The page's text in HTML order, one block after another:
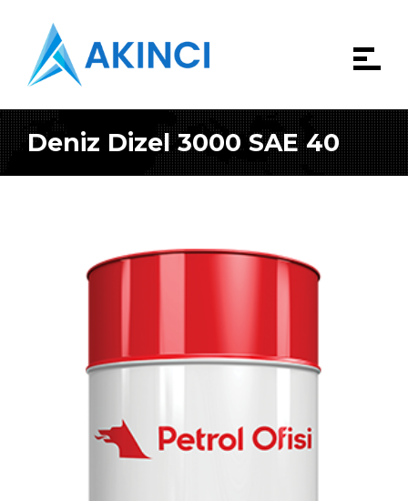
Deniz Dizel 3000 SAE 40